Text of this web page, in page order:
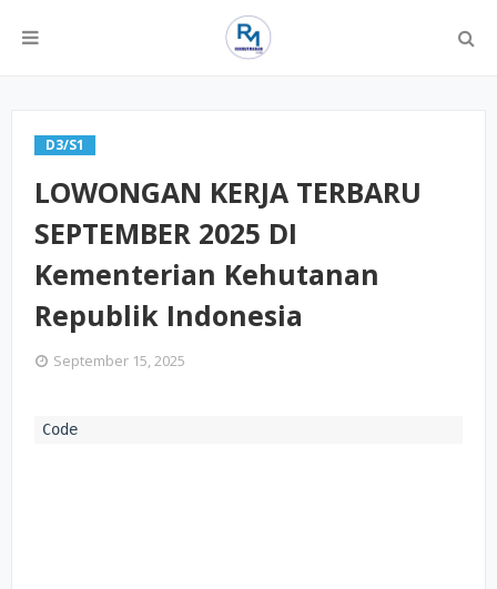
D3/S1
LOWONGAN KERJA TERBARU
SEPTEMBER 2025 DI
Kementerian Kehutanan
Republik Indonesia
September 15, 2025